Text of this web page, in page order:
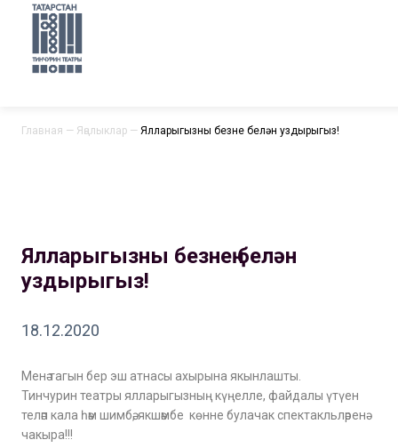
Главная — Яңалыклар — Ялларыгызны безнең белән уздырыгыз!
Ялларыгызны безнең белән
уздырыгыз!
18.12.2020
Менә тагын бер эш атнасы ахырына якынлашты.
Тинчурин театры ялларыгызның күңелле, файдалы үтүен
теләп кала һәм шимбә, якшәмбе көнне булачак спектакльләренә
чакыра!!!